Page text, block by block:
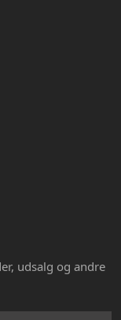
udsalg og andre